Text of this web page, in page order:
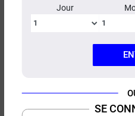
Jour
SE
(X5)